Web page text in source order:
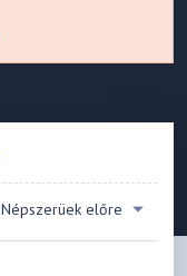
Népszerüek előre